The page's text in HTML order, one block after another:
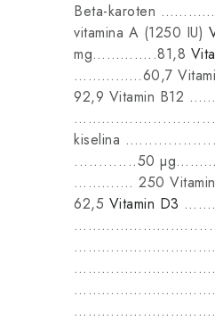
Beta-karoten
vitamina A (1250 IU)
mg…………..81,8
……………60,7
92,9 Vitamin
kiselina
.............50
…………. 250
62,5 Vitamin D3